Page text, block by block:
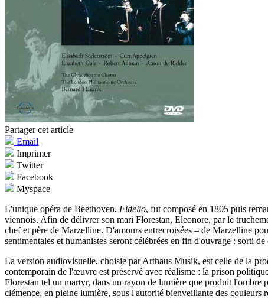
Partager cet article
Email
Imprimer
Twitter
Facebook
Myspace
L'unique opéra de Beethoven, Fidelio, fut composé en 1805 puis
viennois. Afin de délivrer son mari Florestan, Eleonore, par le
chef et père de Marzelline. D'amours entrecroisées – de Marzelline
sentimentales et humanistes seront célébrées en fin d'ouvrage : sorti
La version audiovisuelle, choisie par Arthaus Musik, est celle de la
contemporain de l'œuvre est préservé avec réalisme : la prison
Florestan tel un martyr, dans un rayon de lumière que produit l'ombre
clémence, en pleine lumière, sous l'autorité bienveillante des